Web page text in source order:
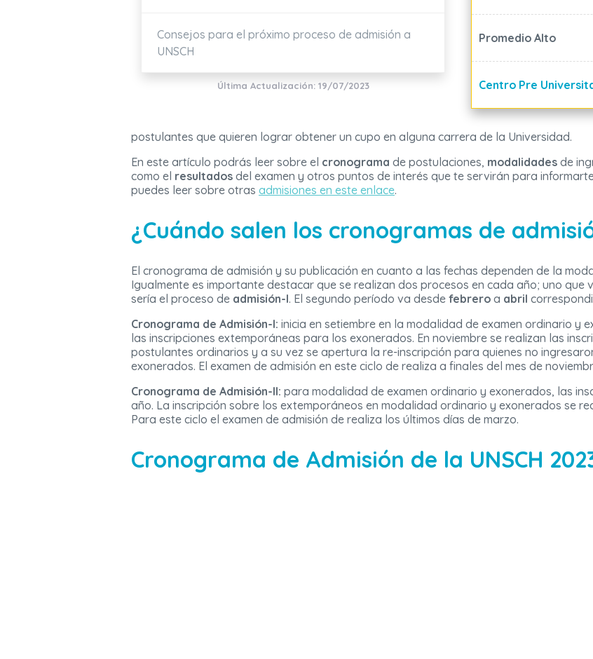
Consejos para el próximo proceso de admisión a
UNSCH
Última Actualización: 19/07/2023
Promedio Alto
Centro Pre
postulantes que quieren lograr obtener un cupo en alguna carrera de la Universidad.
En este artículo podrás leer sobre el cronograma de postulaciones, modalidades de
como el resultados del examen y otros puntos de interés que te servirán para
puedes leer sobre otras admisiones en este enlace.
¿Cuándo salen los cronogramas de
El cronograma de admisión y su publicación en cuanto a las fechas dependen de la
Igualmente es importante destacar que se realizan dos procesos en cada año; uno que
sería el proceso de admisión-I. El segundo período va desde febrero a abril
Cronograma de Admisión-I: inicia en setiembre en la modalidad de examen ordinario y
las inscripciones extemporáneas para los exonerados. En noviembre se realizan las
postulantes ordinarios y a su vez se apertura la re-inscripción para quienes no
exonerados. El examen de admisión en este ciclo de realiza a finales del mes de
Cronograma de Admisión-II: para modalidad de examen ordinario y exonerados, las
año. La inscripción sobre los extemporáneos en modalidad ordinario y exonerados se
Para este ciclo el examen de admisión de realiza los últimos días de marzo.
Cronograma de Admisión de la UNSCH